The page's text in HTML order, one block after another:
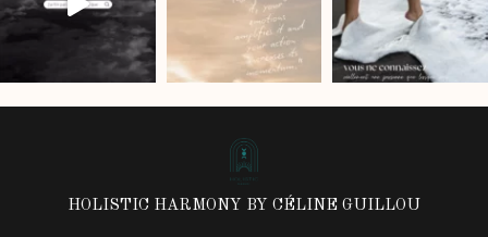
HOLISTIC HARMONY BY CÉLINE GUILLOU